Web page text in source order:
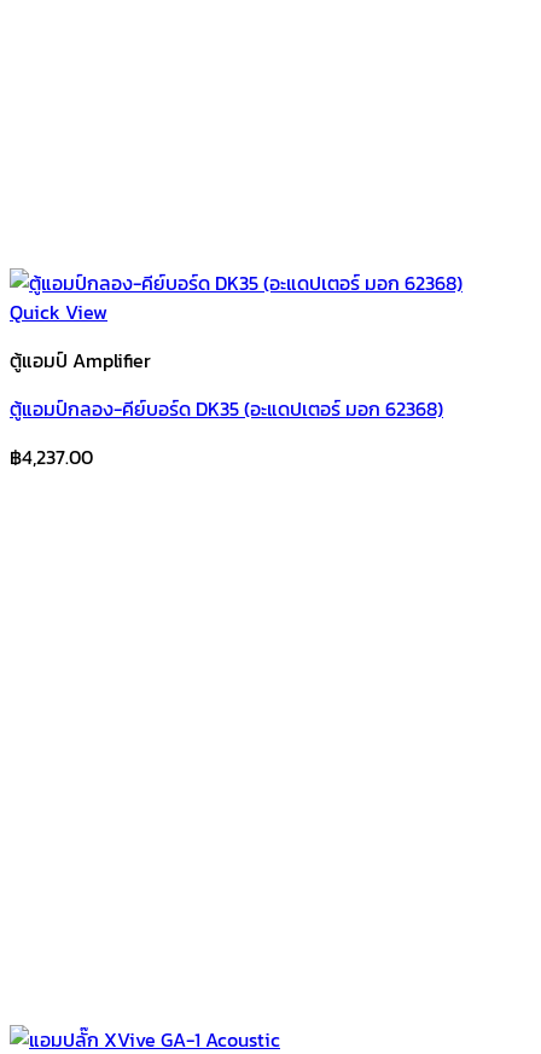
Quick View
ตู้แอมป์ Amplifier
ตู้แอมป์กลอง-คีย์บอร์ด DK35 (อะแดปเตอร์ มอก 62368)
฿4,237.00